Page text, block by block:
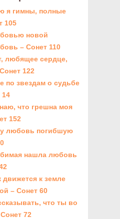
я гимны, полные
105
новой
– Сонет 110
любящее сердце,
122
по звездам о судьбе
14
что грешна моя
152
любовь погибшую
нашла любовь
движется к земле
– Сонет 60
что ты во
72